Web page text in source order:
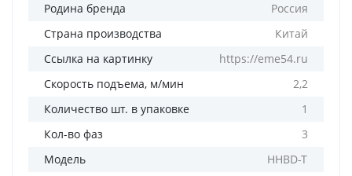
Родина бренда
Россия
Страна производства
Китай
Ссылка на картинку
https://eme54.ru
Скорость подъема, м/мин
2,2
Количество шт. в упаковке
1
Кол-во фаз
3
Модель
HHBD-T